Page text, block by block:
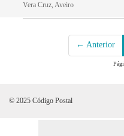
Vera Cruz, Aveiro
← Anterior
© 2025 Código Postal